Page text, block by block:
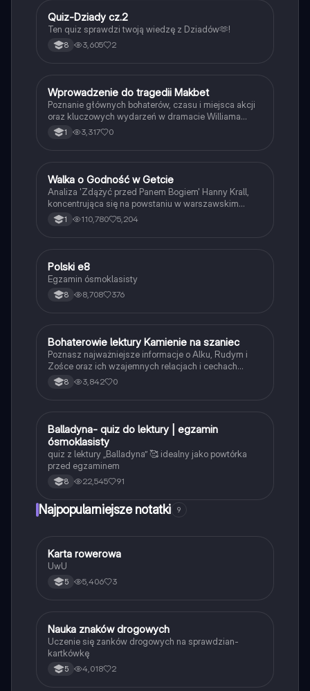
Typ: streszczenie i analiza.
QJęzyk polski
Quiz-Dziady cz.2
Ten quiz sprawdzi twoją wiedzę z Dziadów🫶!
8 3,605 2
WJęzyk polski
Wprowadzenie do tragedii Makbet
Poznanie głównych bohaterów, czasu i miejsca akcji
oraz kluczowych wydarzeń w dramacie Williama
Szekspira.
1 3,317 0
Język polski
Walka o Godność w Getcie
Analiza 'Zdążyć przed Panem Bogiem' Hanny Krall,
koncentrująca się na powstaniu w warszawskim
getcie oraz dążeniu do godnej śmierci. Obejmuje
kluczowe wydarzenia, postacie oraz filozoficzne
1 110,780 5,204
Język polski
Polski e8
Egzamin ósmoklasisty
8 8,708 376
BJęzyk polski
Bohaterowie lektury Kamienie na szaniec
Poznasz najważniejsze informacje o Alku, Rudym i
Zośce oraz ich wzajemnych relacjach i cechach
charakteru.
8 3,842 0
BJęzyk polski
Balladyna- quiz do lektury | egzamin
ósmoklasisty
quiz z lektury „Balladyna” 🥰 idealny jako powtórka
przed egzaminem
8 22,545 91
Najpopularniejsze notatki 9
KTechnika
Karta rowerowa
UwU
5 5,406 3
NTechnika
Nauka znaków drogowych
Uczenie się zanków drogowych na sprawdzian-
kartkówkę
5 4,018 2